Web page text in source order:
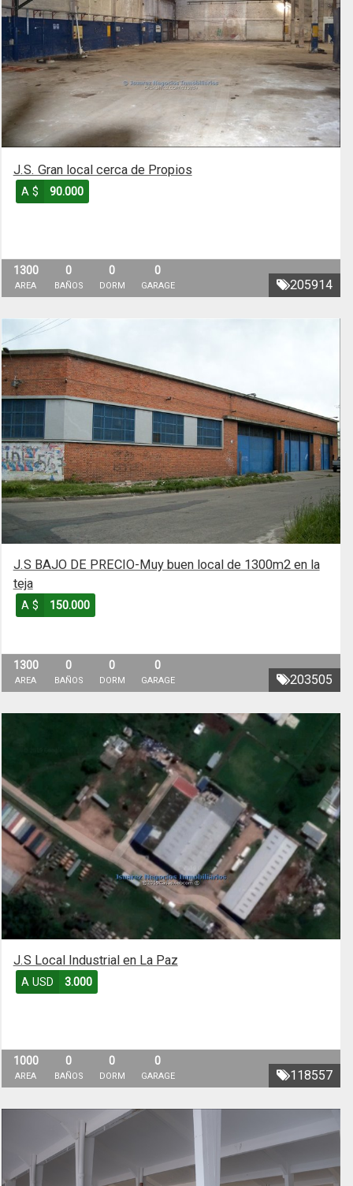
205914
J.S. Gran local cerca de Propios
A $ 90.000
1300
AREA
0
BAÑOS
0
DORM
0
GARAGE
203505
J.S BAJO DE PRECIO-Muy buen local de 1300m2 en la
teja
A $ 150.000
1300
AREA
0
BAÑOS
0
DORM
0
GARAGE
118557
J.S Local Industrial en La Paz
A USD 3.000
1000
AREA
0
BAÑOS
0
DORM
0
GARAGE